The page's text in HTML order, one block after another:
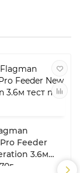
Feeder
3.6м